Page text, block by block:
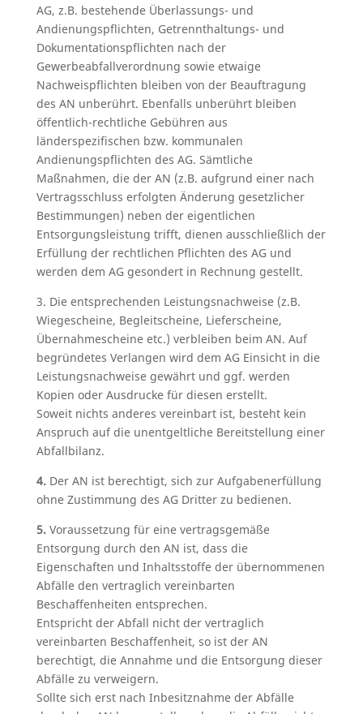
AG, z.B. bestehende Überlassungs- und
Andienungspflichten, Getrennthaltungs- und
Dokumentationspflichten nach der
Gewerbeabfallverordnung sowie etwaige
Nachweispflichten bleiben von der Beauftragung
des AN unberührt. Ebenfalls unberührt bleiben
öffentlich-rechtliche Gebühren aus
länderspezifischen bzw. kommunalen
Andienungspflichten des AG. Sämtliche
Maßnahmen, die der AN (z.B. aufgrund einer nach
Vertragsschluss erfolgten Änderung gesetzlicher
Bestimmungen) neben der eigentlichen
Entsorgungsleistung trifft, dienen ausschließlich der
Erfüllung der rechtlichen Pflichten des AG und
werden dem AG gesondert in Rechnung gestellt.
3. Die entsprechenden Leistungsnachweise (z.B.
Wiegescheine, Begleitscheine, Lieferscheine,
Übernahmescheine etc.) verbleiben beim AN. Auf
begründetes Verlangen wird dem AG Einsicht in die
Leistungsnachweise gewährt und ggf. werden
Kopien oder Ausdrucke für diesen erstellt.
Soweit nichts anderes vereinbart ist, besteht kein
Anspruch auf die unentgeltliche Bereitstellung einer
Abfallbilanz.
4.Der AN ist berechtigt, sich zur Aufgabenerfüllung
ohne Zustimmung des AG Dritter zu bedienen.
5.Voraussetzung für eine vertragsgemäße
Entsorgung durch den AN ist, dass die
Eigenschaften und Inhaltsstoffe der übernommenen
Abfälle den vertraglich vereinbarten
Beschaffenheiten entsprechen.
Entspricht der Abfall nicht der vertraglich
vereinbarten Beschaffenheit, so ist der AN
berechtigt, die Annahme und die Entsorgung dieser
Abfälle zu verweigern.
Sollte sich erst nach Inbesitznahme der Abfälle